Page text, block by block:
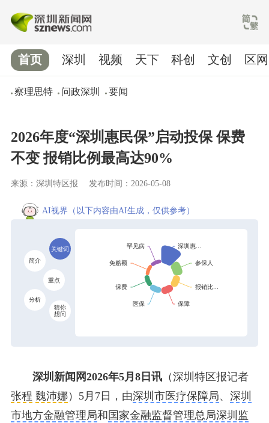
首页
察理思特 问政深圳 要闻
深圳 视频 天下 科创 文创 区网
2026年度“深圳惠民保”启动投保 保费
不变 报销比例最高达90%
来源：深圳特区报 发布时间：2026-05-08
AI视界 （以下内容由AI生成，仅供参考）
关键词
简介
重点
分析
猜你
想问
深圳新闻网2026年5月8日讯（深圳特区报记者
张程 魏沛娜）5月7日，由深圳市医疗保障局、 深圳
市地方金融管理局和国家金融监督管理总局深圳监